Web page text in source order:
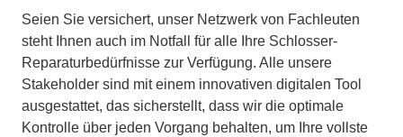
Seien Sie versichert, unser Netzwerk von Fachleuten
steht Ihnen auch im Notfall für alle Ihre Schlosser-
Reparaturbedürfnisse zur Verfügung. Alle unsere
Stakeholder sind mit einem innovativen digitalen Tool
ausgestattet, das sicherstellt, dass wir die optimale
Kontrolle über jeden Vorgang behalten, um Ihre vollste